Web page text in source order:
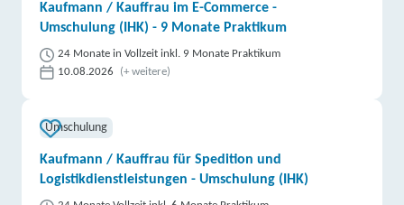
Kaufmann / Kauffrau im E-Commerce -
Umschulung (IHK) - 9 Monate Praktikum
24 Monate in Vollzeit inkl. 9 Monate Praktikum
10.08.2026
(+ weitere)
Umschulung
Kaufmann / Kauffrau für Spedition und
Logistikdienstleistungen - Umschulung (IHK)